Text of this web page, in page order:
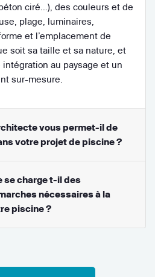
ciré…), des couleurs et de
plage, luminaires,
et l’emplacement de
soit sa taille et sa nature, et
au paysage et un
sur-mesure.
vous permet-il de
votre projet de piscine ?
se charge t-il des
nécessaires à la
piscine ?